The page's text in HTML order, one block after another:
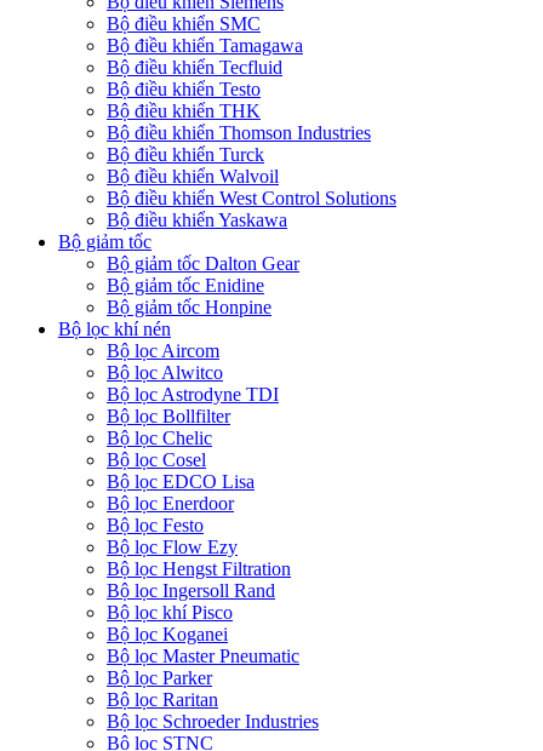
Bộ điều khiển SMC
Bộ điều khiển Tamagawa
Bộ điều khiển Tecfluid
Bộ điều khiển Testo
Bộ điều khiển THK
Bộ điều khiển Thomson Industries
Bộ điều khiển Turck
Bộ điều khiển Walvoil
Bộ điều khiển West Control Solutions
Bộ điều khiển Yaskawa
Bộ giảm tốc
Bộ giảm tốc Dalton Gear
Bộ giảm tốc Enidine
Bộ giảm tốc Honpine
Bộ lọc khí nén
Bộ lọc Aircom
Bộ lọc Alwitco
Bộ lọc Astrodyne TDI
Bộ lọc Bollfilter
Bộ lọc Chelic
Bộ lọc Cosel
Bộ lọc EDCO Lisa
Bộ lọc Enerdoor
Bộ lọc Festo
Bộ lọc Flow Ezy
Bộ lọc Hengst Filtration
Bộ lọc Ingersoll Rand
Bộ lọc khí Pisco
Bộ lọc Koganei
Bộ lọc Master Pneumatic
Bộ lọc Parker
Bộ lọc Raritan
Bộ lọc Schroeder Industries
Bộ lọc STNC